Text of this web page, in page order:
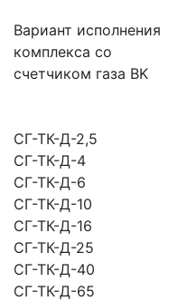
Вариант исполнения
комплекса со
счетчиком газа BK
СГ-ТК-Д-2,5
СГ-ТК-Д-4
СГ-ТК-Д-6
СГ-ТК-Д-10
СГ-ТК-Д-16
СГ-ТК-Д-25
СГ-ТК-Д-40
СГ-ТК-Д-65